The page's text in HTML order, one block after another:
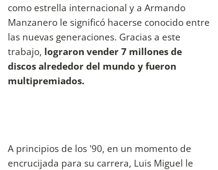
como estrella internacional y a Armando
Manzanero le significó hacerse conocido entre
las nuevas generaciones. Gracias a este
trabajo, lograron vender 7 millones de
discos alrededor del mundo y fueron
multipremiados.
A principios de los '90, en un momento de
encrucijada para su carrera, Luis Miguel le